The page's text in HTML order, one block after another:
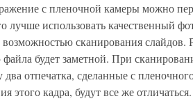
с пленочной камеры можно
лучше использовать качественный
сканирования слайдов.
файла будет заметной. При
отпечатка, сделанные с
этого кадра, будут все же отличаться.